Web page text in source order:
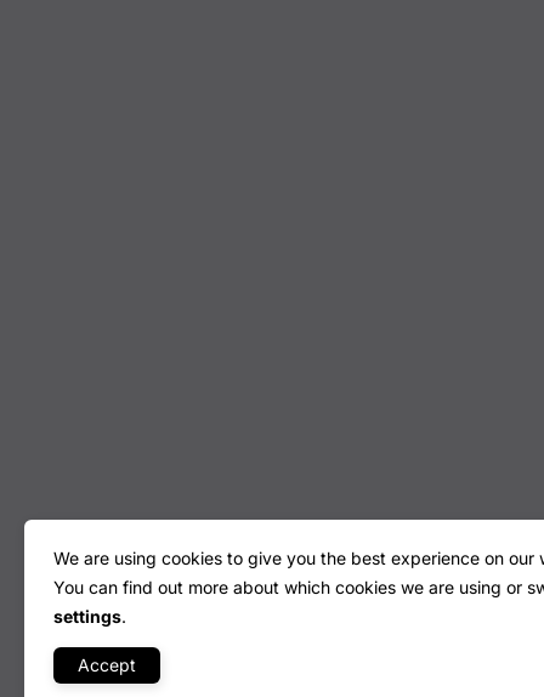
We are using cookies to give you the best experience on our
You can find out more about which cookies we are using or
settings.
Accept